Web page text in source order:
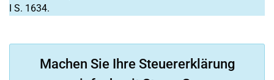
I S. 1634.
Machen Sie Ihre Steuererklärung